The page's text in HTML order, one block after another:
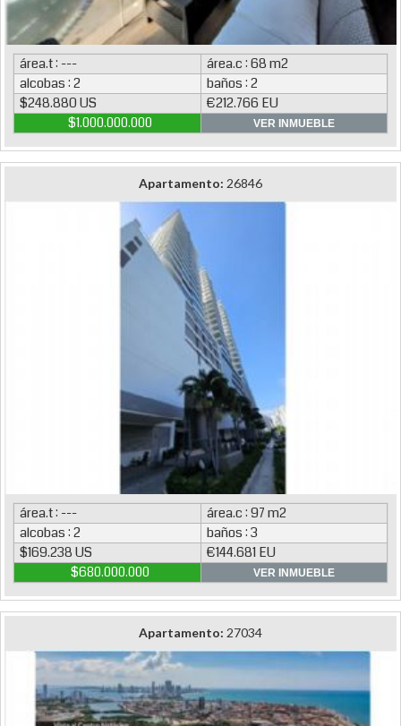
área.t : ---
área.c : 68 m2
alcobas : 2
baños : 2
$248.880 US
€212.766 EU
$1.000.000.000 VER INMUEBLE
Apartamento: 26846
área.t : ---
área.c : 97 m2
alcobas : 2
baños : 3
$169.238 US
€144.681 EU
$680.000.000 VER INMUEBLE
Apartamento: 27034